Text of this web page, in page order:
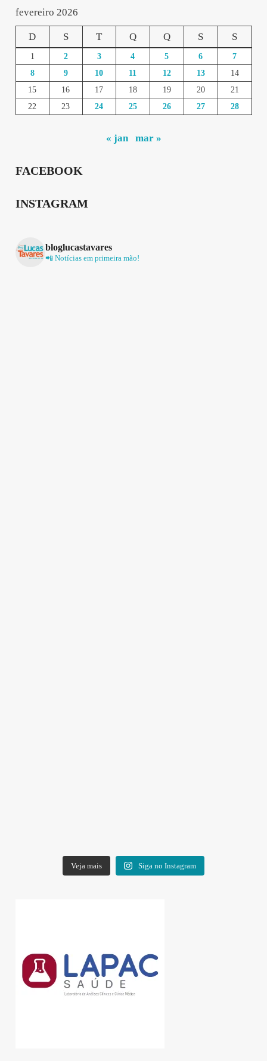
fevereiro 2026
D S T Q Q S S
1 2 3 4 5 6
7
8
9 10 11 12 13
14
15
16 17 18 19 20
21
22
23 24 25 26 27 28
« jan mar »
FACEBOOK
INSTAGRAM
bloglucastavares
📲 Notícias em primeira mão!
Veja mais Siga no Instagram